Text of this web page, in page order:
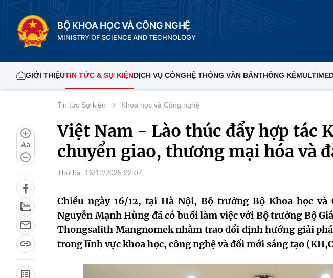
BỘ KHOA HỌC VÀ CÔNG NGHỆ
MINISTRY OF SCIENCE AND TECHNOLOGY
GIỚI THIỆUTIN TỨC & SỰ KIỆNDỊCH VỤ CÔNGHỆ THỐNG VĂN BẢNTHỐNG KÊ
Aa
Tin tức Sự kiện Khoa học và Công nghệ
Việt Nam - Lào thúc đẩy hợp tác
chuyển giao, thương mại hóa và
Thứ ba, 16/12/2025 22:07
Chiều ngày 16/12, tại Hà Nội, Bộ trưởng Bộ Khoa học và
Nguyễn Mạnh Hùng đã có buổi làm việc với Bộ trưởng Bộ
Thongsalith Mangnomek nhằm trao đổi định hướng giải
trong lĩnh vực khoa học, công nghệ và đổi mới sáng tạo